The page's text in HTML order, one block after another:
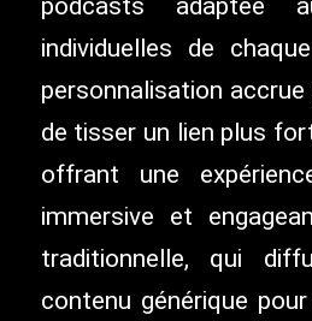
podcasts adaptée
individuelles de
personnalisation
de tisser un lien plus
offrant une
immersive et
traditionnelle, qui
contenu générique